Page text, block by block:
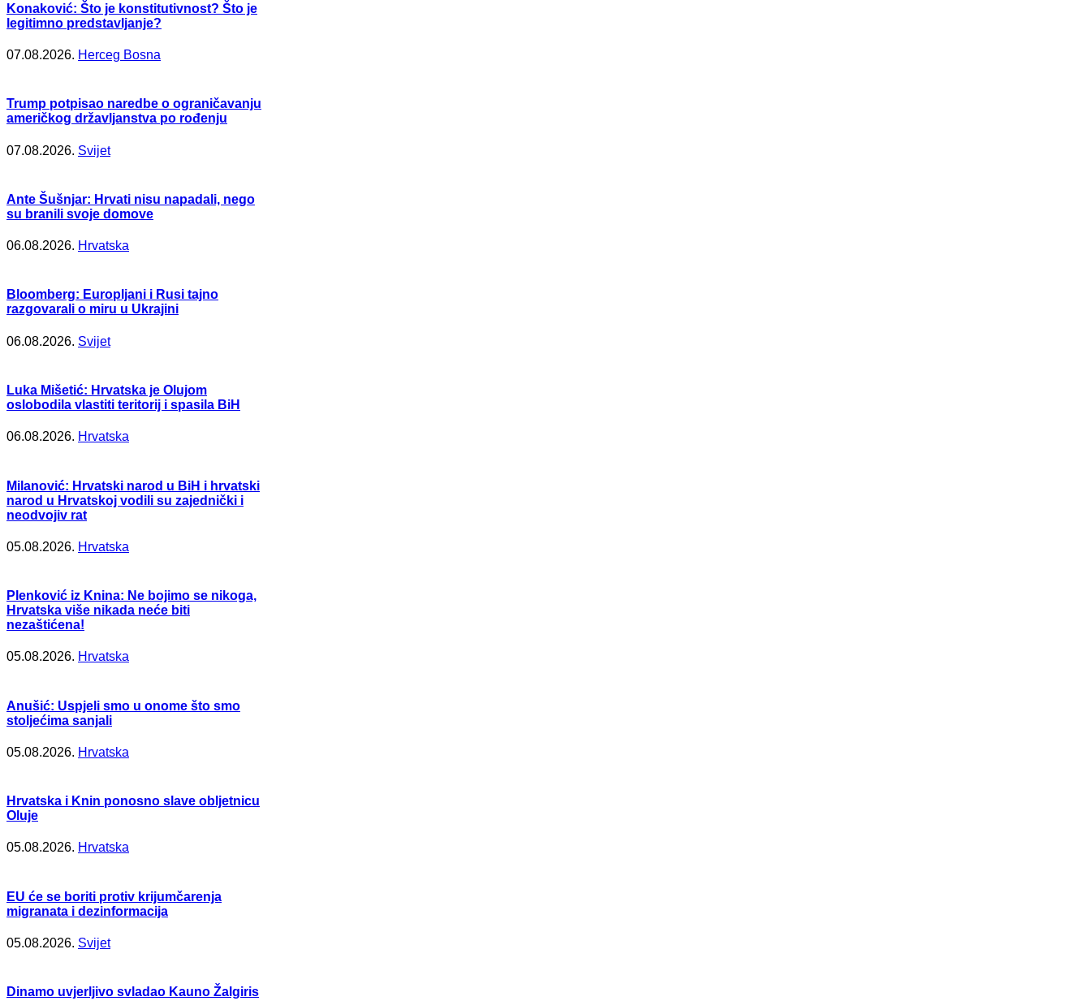
Konaković: Što je konstitutivnost? Što je
legitimno predstavljanje?
07.08.2026. Herceg Bosna
Trump potpisao naredbe o ograničavanju
američkog državljanstva po rođenju
07.08.2026. Svijet
Ante Šušnjar: Hrvati nisu napadali, nego
su branili svoje domove
06.08.2026. Hrvatska
Bloomberg: Europljani i Rusi tajno
razgovarali o miru u Ukrajini
06.08.2026. Svijet
Luka Mišetić: Hrvatska je Olujom
oslobodila vlastiti teritorij i spasila BiH
06.08.2026. Hrvatska
Milanović: Hrvatski narod u BiH i hrvatski
narod u Hrvatskoj vodili su zajednički i
neodvojiv rat
05.08.2026. Hrvatska
Plenković iz Knina: Ne bojimo se nikoga,
Hrvatska više nikada neće biti
nezaštićena!
05.08.2026. Hrvatska
Anušić: Uspjeli smo u onome što smo
stoljećima sanjali
05.08.2026. Hrvatska
Hrvatska i Knin ponosno slave obljetnicu
Oluje
05.08.2026. Hrvatska
EU će se boriti protiv krijumčarenja
migranata i dezinformacija
05.08.2026. Svijet
Dinamo uvjerljivo svladao Kauno Žalgiris